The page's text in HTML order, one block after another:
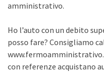
amministrativo.
Ho l’auto con un debito
posso fare? Consigliamo
con referenze acquistano